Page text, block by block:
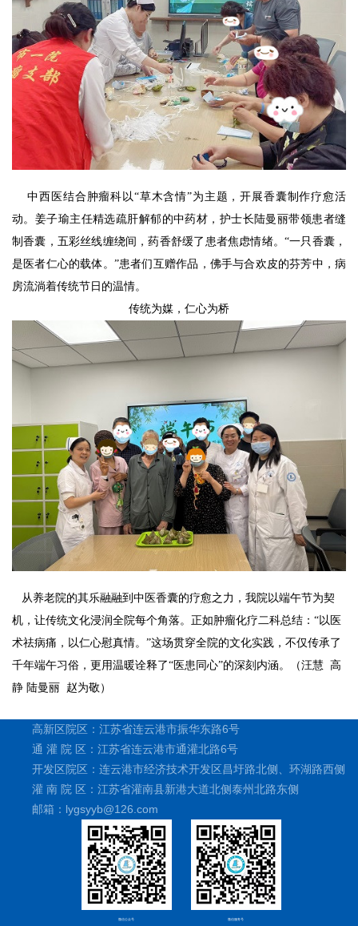
中西医结合肿瘤科以“草木含情”为主题，开展香囊制作疗愈活
动。姜子瑜主任精选疏肝解郁的中药材，护士长陆曼丽带领患者缝
制香囊，五彩丝线缠绕间，药香舒缓了患者焦虑情绪。“一只香囊，
是医者仁心的载体。”患者们互赠作品，佛手与合欢皮的芬芳中，病
房流淌着传统节日的温情。
传统为媒，仁心为桥
从养老院的其乐融融到中医香囊的疗愈之力，我院以端午节为契
机，让传统文化浸润全院每个角落。正如肿瘤化疗二科总结： “以医
术祛病痛，以仁心慰真情。”这场贯穿全院的文化实践，不仅传承了
千年端午习俗，更用温暖诠释了“医患同心”的深刻内涵。（汪慧 高
静 陆曼丽 赵为敬）
高新区院区：江苏省连云港市振华东路6号
通 灌 院 区：江苏省连云港市通灌北路6号
开发区院区：连云港市经济技术开发区昌圩路北侧、环湖路西侧
灌 南 院 区：江苏省灌南县新港大道北侧泰州北路东侧
邮箱：lygsyyb@126.com
微信公众号 微信服务号